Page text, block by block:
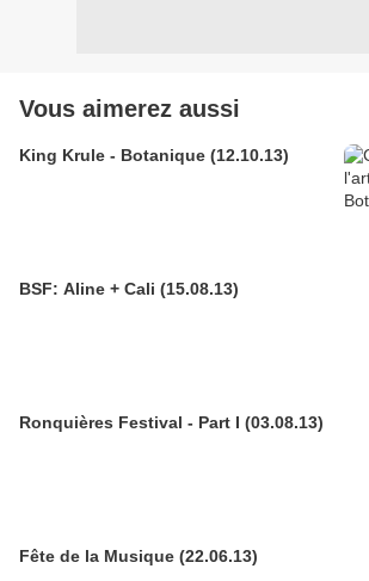
Vous aimerez aussi
King Krule - Botanique (12.10.13)
BSF: Aline + Cali (15.08.13)
Ronquières Festival - Part I (03.08.13)
Fête de la Musique (22.06.13)